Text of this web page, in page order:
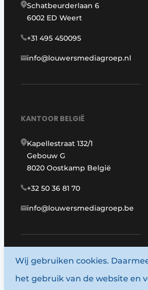
Schatbeurderlaan 6
6002 ED Weert
+31 495 450095
info@louwersmediagroep.nl
KANTOOR BELGIË
Kapellestraat 132/1
Gebouw G
8020 Oostkamp België
+32 50 36 81 70
info@louwersmediagroep.be
www.louwersmediagroep.com
© 1987 - 2026
Wij gebruiken cookies.
het gebruik van de website en